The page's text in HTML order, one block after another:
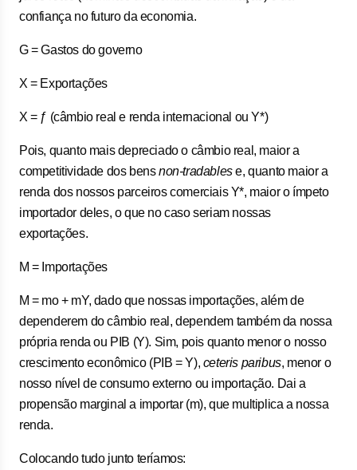
confiança no futuro da economia.
G = Gastos do governo
X = Exportações
X = ƒ (câmbio real e renda internacional ou Y*)
Pois, quanto mais depreciado o câmbio real, maior a
competitividade dos bensnon-tradablese, quanto maior a
renda dos nossos parceiros comerciais Y*, maior o ímpeto
importador deles, o que no caso seriam nossas
exportações.
M = Importações
M = mo + mY, dado que nossas importações, além de
dependerem do câmbio real, dependem também da nossa
própria renda ou PIB (Y). Sim, pois quanto menor o nosso
crescimento econômico (PIB = Y), ceteris paribus, menor o
nosso nível de consumo externo ou importação. Dai a
propensão marginal a importar (m), que multiplica a nossa
renda.
Colocando tudo junto teríamos: